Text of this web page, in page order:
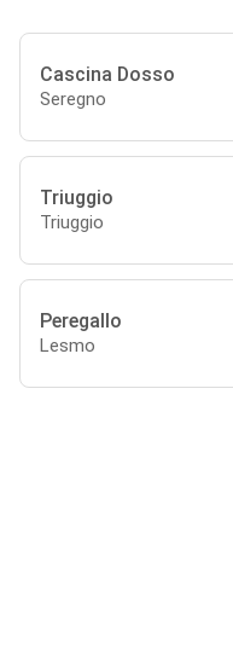
Cascina Dosso
Seregno
Triuggio
Triuggio
Peregallo
Lesmo